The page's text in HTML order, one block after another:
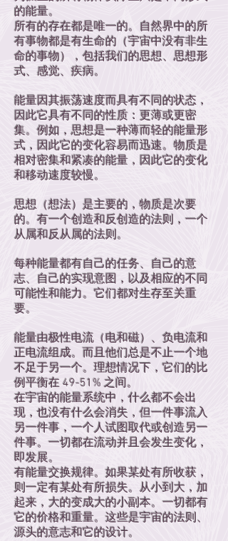
的能量。
所有的存在都是唯一的。自然界中的所
有事物都是有生命的（宇宙中没有非生
命的事物），包括我们的思想、思想形
式、感觉、疾病。
能量因其振荡速度而具有不同的状态，
因此它具有不同的性质：更薄或更密
集。例如，思想是一种薄而轻的能量形
式，因此它的变化容易而迅速。物质是
相对密集和紧凑的能量，因此它的变化
和移动速度较慢。
思想（想法）是主要的，物质是次要
的。有一个创造和反创造的法则，一个
从属和反从属的法则。
每种能量都有自己的任务、自己的意
志、自己的实现意图，以及相应的不同
可能性和能力。它们都对生存至关重
要。
能量由极性电流（电和磁）、负电流和
正电流组成。而且他们总是不止一个地
不足于另一个。理想情况下，它们的比
例平衡在 49-51% 之间。
在宇宙的能量系统中，什么都不会出
现，也没有什么会消失，但一件事流入
另一件事，一个人试图取代或创造另一
件事。一切都在流动并且会发生变化，
即发展。
有能量交换规律。如果某处有所收获，
则一定有某处有所损失。从小到大，加
起来，大的变成大的小副本。一切都有
它的价格和重量。这些是宇宙的法则、
源头的意志和它的设计。